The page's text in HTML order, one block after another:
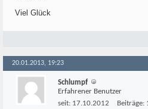
Viel Glück
20.01.2013, 19:23
Schlumpf
Erfahrener Benutzer
seit: 17.10.2012 Beiträge: